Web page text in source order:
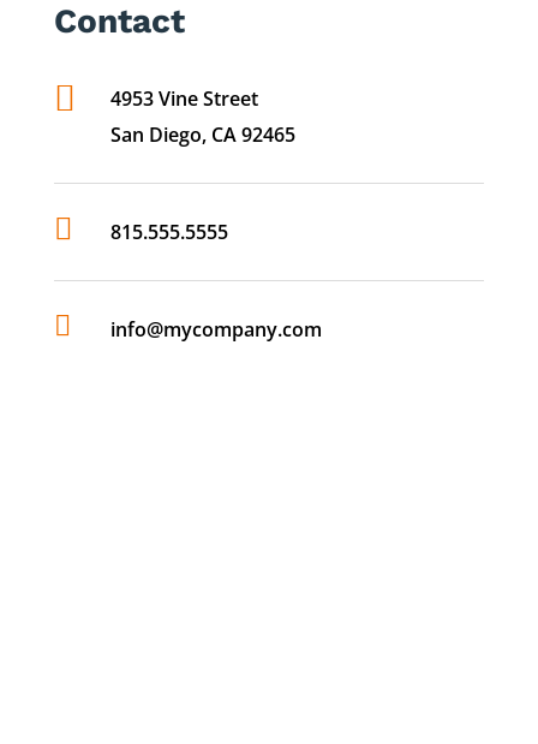
Contact

4953 Vine Street
San Diego, CA 92465
 815.555.5555
 info@mycompany.com